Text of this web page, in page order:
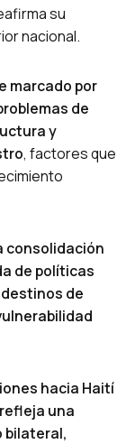
su
nacional.
marcado por
de
y
, factores que
consolidación
de políticas
de
hacia Haití
una
bilateral,